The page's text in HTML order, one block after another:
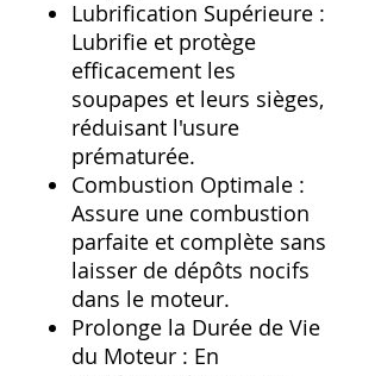
Lubrification Supérieure :
Lubrifie et protège
efficacement les
soupapes et leurs sièges,
réduisant l'usure
prématurée.
Combustion Optimale :
Assure une combustion
parfaite et complète sans
laisser de dépôts nocifs
dans le moteur.
Prolonge la Durée de Vie
du Moteur : En